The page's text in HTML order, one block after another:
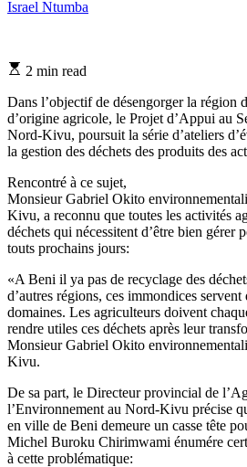
Israel Ntumba
Estimated
time
2 min read
Dans l’objectif de désengorger la région
d’origine agricole, le Projet d’Appui au
Nord-Kivu, poursuit la série d’ateliers
la gestion des déchets des produits des
Rencontré à ce sujet,
Monsieur Gabriel Okito
Kivu, a reconnu que toutes les activités
déchets qui nécessitent d’être bien gérer
touts prochains jours:
«A Beni il ya pas de recyclage des
d’autres régions, ces immondices servent
domaines. Les agriculteurs doivent
rendre utiles ces déchets après leur
Monsieur Gabriel Okito
Kivu.
De sa part, le Directeur provincial de
l’Environnement au Nord-Kivu précise
en ville de Beni demeure un casse tête
Michel Buroku Chirimwami énumére
à cette problématique: